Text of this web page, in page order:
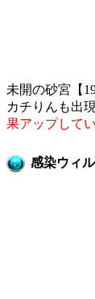
未開の砂宮【
カチりんも出
果アップして
感染ウィ